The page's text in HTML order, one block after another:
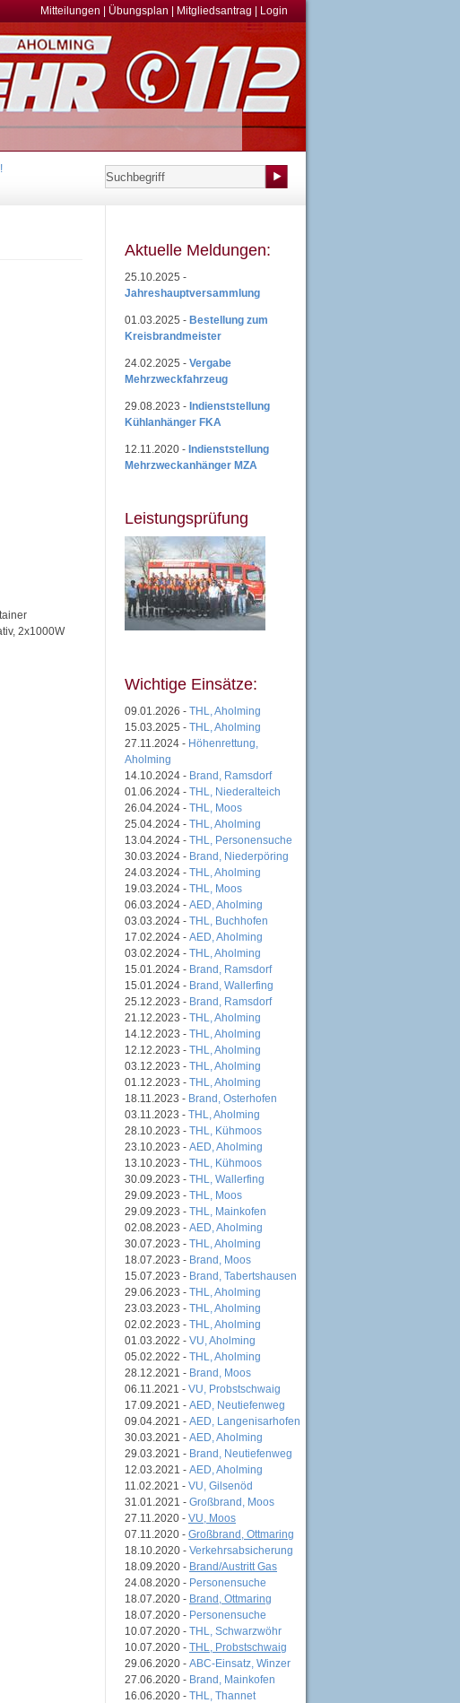
Mitteilungen Übungsplan Mitgliedsantrag Login
2x1000W
Aktuelle Meldungen:
25.10.2025 -
Jahreshauptversammlung
01.03.2025 - Bestellung zum
Kreisbrandmeister
24.02.2025 - Vergabe
Mehrzweckfahrzeug
29.08.2023 - Indienststellung
Kühlanhänger FKA
12.11.2020 - Indienststellung
Mehrzweckanhänger MZA
Leistungsprüfung
Wichtige Einsätze:
09.01.2026 - THL, Aholming
15.03.2025 - THL, Aholming
27.11.2024 - Höhenrettung,
Aholming
14.10.2024 - Brand, Ramsdorf
01.06.2024 - THL, Niederalteich
26.04.2024 - THL, Moos
25.04.2024 - THL, Aholming
13.04.2024 - THL, Personensuche
30.03.2024 - Brand, Niederpöring
24.03.2024 - THL, Aholming
19.03.2024 - THL, Moos
06.03.2024 - AED, Aholming
03.03.2024 - THL, Buchhofen
17.02.2024 - AED, Aholming
03.02.2024 - THL, Aholming
15.01.2024 - Brand, Ramsdorf
15.01.2024 - Brand, Wallerfing
25.12.2023 - Brand, Ramsdorf
21.12.2023 - THL, Aholming
14.12.2023 - THL, Aholming
12.12.2023 - THL, Aholming
03.12.2023 - THL, Aholming
01.12.2023 - THL, Aholming
18.11.2023 - Brand, Osterhofen
03.11.2023 - THL, Aholming
28.10.2023 - THL, Kühmoos
23.10.2023 - AED, Aholming
13.10.2023 - THL, Kühmoos
30.09.2023 - THL, Wallerfing
29.09.2023 - THL, Moos
29.09.2023 - THL, Mainkofen
02.08.2023 - AED, Aholming
30.07.2023 - THL, Aholming
18.07.2023 - Brand, Moos
15.07.2023 - Brand, Tabertshausen
29.06.2023 - THL, Aholming
23.03.2023 - THL, Aholming
02.02.2023 - THL, Aholming
01.03.2022 - VU, Aholming
05.02.2022 - THL, Aholming
28.12.2021 - Brand, Moos
06.11.2021 - VU, Probstschwaig
17.09.2021 - AED, Neutiefenweg
09.04.2021 - AED, Langenisarhofen
30.03.2021 - AED, Aholming
29.03.2021 - Brand, Neutiefenweg
12.03.2021 - AED, Aholming
11.02.2021 - VU, Gilsenöd
31.01.2021 - Großbrand, Moos
27.11.2020 - VU, Moos
07.11.2020 - Großbrand, Ottmaring
18.10.2020 - Verkehrsabsicherung
18.09.2020 - Brand/Austritt Gas
24.08.2020 - Personensuche
18.07.2020 - Brand, Ottmaring
18.07.2020 - Personensuche
10.07.2020 - THL, Schwarzwöhr
10.07.2020 - THL, Probstschwaig
29.06.2020 - ABC-Einsatz, Winzer
27.06.2020 - Brand, Mainkofen
16.06.2020 - THL, Thannet